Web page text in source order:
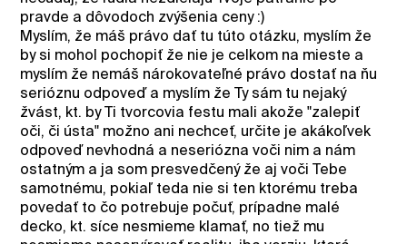
pravde a dôvodoch zvýšenia ceny :)
Myslím, že máš právo dať tu túto otázku, myslím že
by si mohol pochopiť že nie je celkom na mieste a
myslím že nemáš nárokovateľné právo dostať na ňu
serióznu odpoveď a myslím že Ty sám tu nejaký
žvást, kt. by Ti tvorcovia festu mali akože "zalepiť
oči, či ústa" možno ani nechceť, určite je akákoľvek
odpoveď nevhodná a neseriózna voči nim a nám
ostatným a ja som presvedčený že aj voči Tebe
samotnému, pokiaľ teda nie si ten ktorému treba
povedať to čo potrebuje počuť, prípadne malé
decko, kt. síce nesmieme klamať, no tiež mu